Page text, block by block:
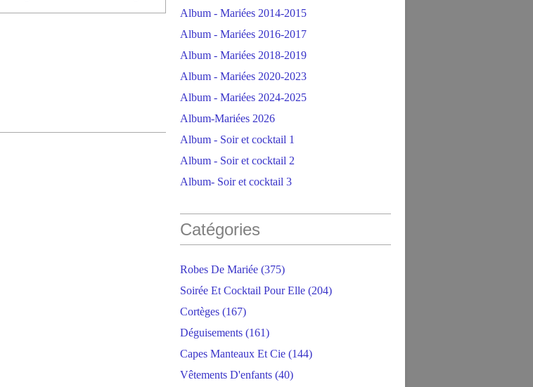
Album - Mariées 2014-2015
Album - Mariées 2016-2017
Album - Mariées 2018-2019
Album - Mariées 2020-2023
Album - Mariées 2024-2025
Album-Mariées 2026
Album - Soir et cocktail 1
Album - Soir et cocktail 2
Album- Soir et cocktail 3
Catégories
Robes De Mariée (375)
Soirée Et Cocktail Pour Elle (204)
Cortèges (167)
Déguisements (161)
Capes Manteaux Et Cie (144)
Vêtements D'enfants (40)